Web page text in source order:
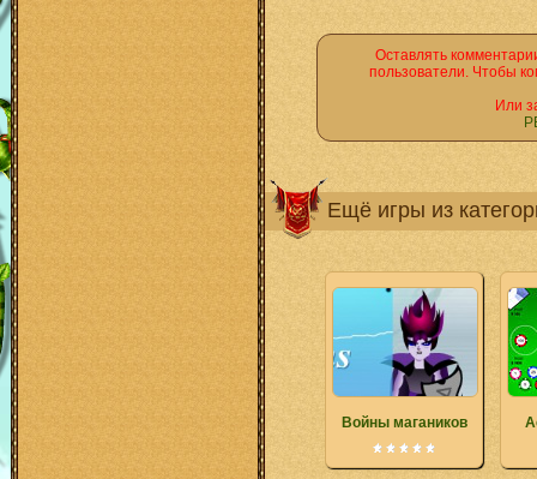
Оставлять
пользователи. Чтобы
Или
Ещё игры из
Войны магаников